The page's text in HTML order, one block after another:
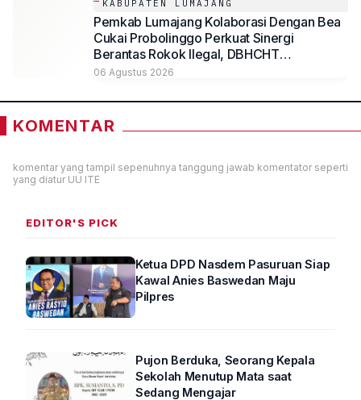
KABUPATEN LUMAJANG
Pemkab Lumajang Kolaborasi Dengan Bea
Cukai Probolinggo Perkuat Sinergi
Berantas Rokok Ilegal, DBHCHT
Dimaksimalkan untuk Kesejahteraan
06 Agustus 2026
KOMENTAR
komentar yang tampil sepenuhnya tanggung jawab komentator seperti
yang diatur UU ITE
EDITOR'S PICK
Ketua DPD Nasdem Pasuruan Siap
Kawal Anies Baswedan Maju
Pilpres
Pujon Berduka, Seorang Kepala
Sekolah Menutup Mata saat
Sedang Mengajar